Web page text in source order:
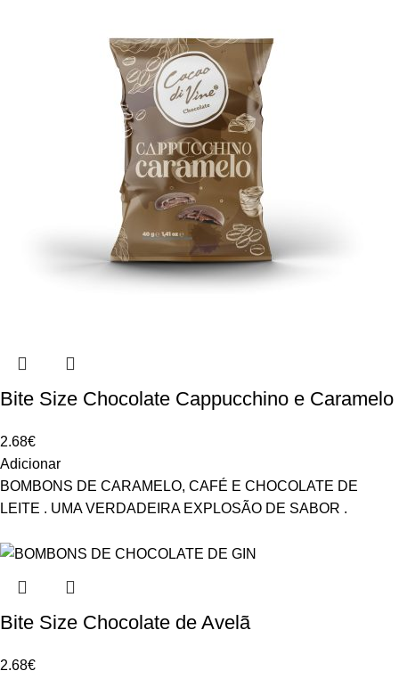
Bite Size Chocolate Cappucchino e Caramelo
2.68€
Adicionar
BOMBONS DE CARAMELO, CAFÉ E CHOCOLATE DE
LEITE . UMA VERDADEIRA EXPLOSÃO DE SABOR .
Bite Size Chocolate de Avelã
2.68€